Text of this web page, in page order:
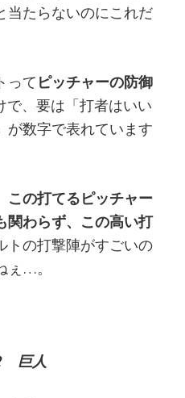
当たらないのにこれだ
って ピッチャーの防御
で、要は「打者はいい
が数字で表れています
この打てるピッチャー
関わらず、この高い打
トの打撃陣がすごいの
ぇ…。
巨人